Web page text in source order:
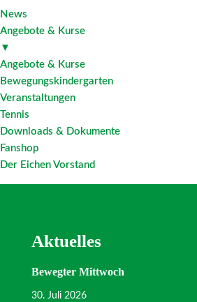
News
Angebote & Kurse
▼
Angebote & Kurse
Bewegungskindergarten
Veranstaltungen
Tennis
Downloads & Dokumente
Fanshop
Der Eichen Vorstand
Aktuelles
Bewegter Mittwoch
30. Juli 2026